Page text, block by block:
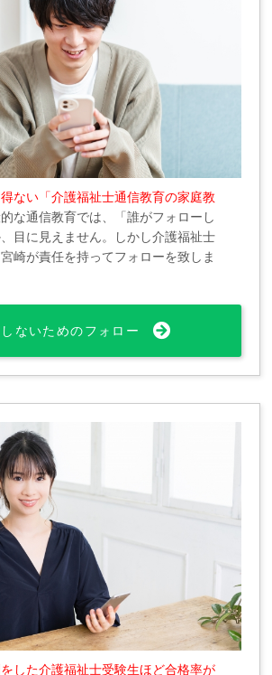
ない「介護福祉士通信教育の家庭教
な通信教育では、「誰がフォローし
目に見えません。しかし介護福祉士
崎が責任を持ってフォローを致しま
ないためのフォロー
した介護福祉士受験生ほど合格率が